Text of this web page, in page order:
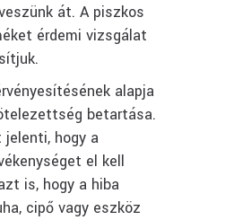
át. A piszkos
érdemi vizsgálat
alapja
betartása.
hogy a
el kell
is, hogy a hiba
cipő vagy eszköz